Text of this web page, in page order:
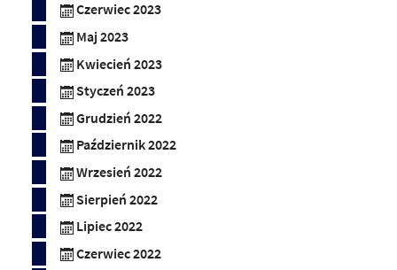
Czerwiec 2023
Maj 2023
Kwiecień 2023
Styczeń 2023
Grudzień 2022
Październik 2022
Wrzesień 2022
Sierpień 2022
Lipiec 2022
Czerwiec 2022